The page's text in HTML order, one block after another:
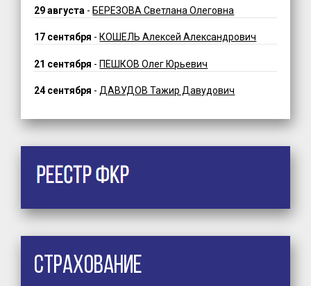
29 августа - БЕРЕЗОВА Светлана Олеговна
17 сентября - КОШЕЛЬ Алексей Александрович
21 сентября - ПЕШКОВ Олег Юрьевич
24 сентября - ДАВУДОВ Тажир Давудович
Страхование